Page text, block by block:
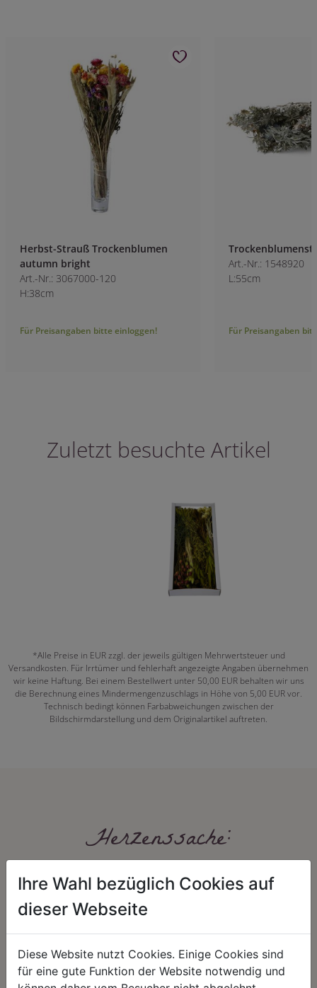
Herbst-Strauß Trockenblumen
autumn bright
Art.-Nr.: 3067000-120
H:38cm
Für Preisangaben bitte einloggen!
Art.-Nr.: 1548920
L:55cm
Für Preisangaben
Zuletzt besuchte Artikel
*Alle Preise in EUR zzgl. der jeweils gültigen Mehrwertsteuer und
Versandkosten. Für Irrtümer und fehlerhaft angezeigte Angaben übernehmen
wir keine Haftung. Bei einem Bestellwert unter 50,00 EUR behalten wir uns
die Berechnung eines Mindermengenzuschlags in Höhe von 5,00 EUR vor.
Technisch bedingt können Farbabweichungen zwischen der
Bildschirmdarstellung und dem Originalartikel auftreten.
Herzenssache:
HARMONIE FAIRNESS
Ihre Wahl bezüglich Cookies auf
dieser Webseite
Diese Website nutzt Cookies. Einige Cookies sind
für eine gute Funktion der Website notwendig und